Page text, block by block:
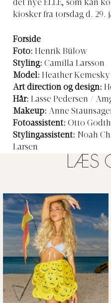
det nye ELLE, som kan
kiosker fra torsdag d. 29.
Forside
Foto: Henrik Bülow
Styling: Camilla Larsson
Model: Heather
Art direction og design:
Hår: Lasse Pedersen /
Makeup: Anne
Fotoassistent: Otto
Stylingassistent: Noah
Larsen
LÆS